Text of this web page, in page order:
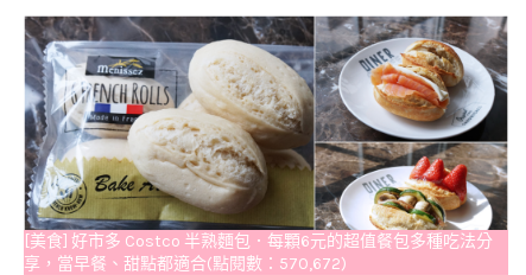
[美食] 好市多 Costco 半熟麵包．每顆6元的超值餐包多種吃法分
享，當早餐、甜點都適合(點閱數：570,672)